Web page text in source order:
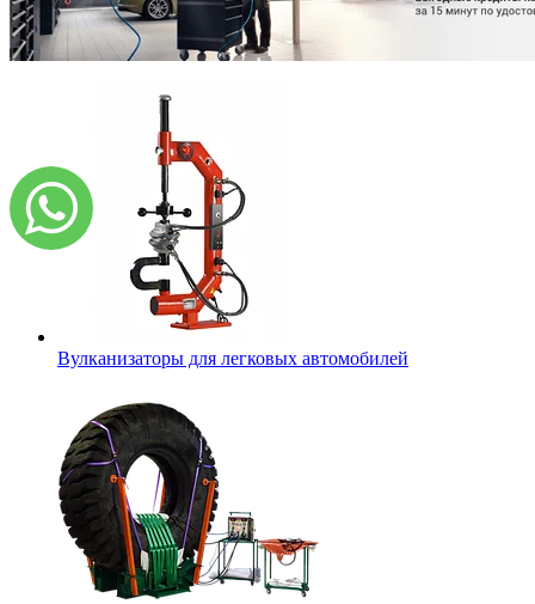
Вулканизаторы для легковых автомобилей